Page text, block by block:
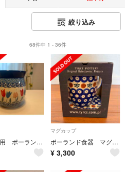
絞り込み
68件中 1 - 36件
新品未使用 ポーランド食器 マグカップ チューリップ
マグカップ
ポーランド食器 マグカップ＆コースターセット
¥ 3,300